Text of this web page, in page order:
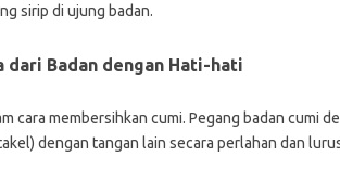
sirip di ujung badan.
dari Badan dengan Hati-hati
cara membersihkan cumi. Pegang badan cumi
dengan tangan lain secara perlahan dan